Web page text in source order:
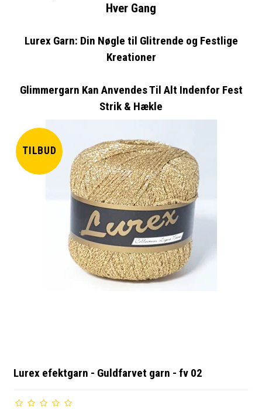
Hver Gang
Lurex Garn: Din Nøgle til Glitrende og Festlige
Kreationer
Glimmergarn Kan Anvendes Til Alt Indenfor Fest
Strik & Hækle
TILBUD
Lurex efektgarn - Guldfarvet garn - fv 02